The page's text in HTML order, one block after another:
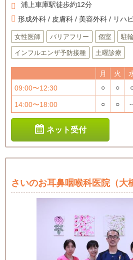
浦上車庫駅徒歩約12分
形成外科 / 皮膚科 / 美容外科 / リハ
女性医師 バリアフリー 個室 駐
インフルエンザ予防接種 土曜診療
月 火
09:00〜12:30
○ ○
14:00〜18:00 ○ ○
ネット受付
さいのお耳鼻咽喉科医院（大